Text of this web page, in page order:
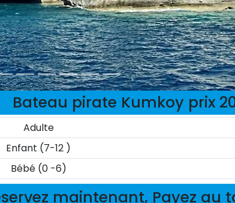
Bateau pirate Kumkoy prix
Adulte
Enfant (7-12 )
Bébé (0 -6)
maintenant, Payez au